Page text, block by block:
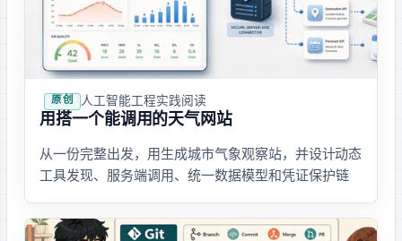
原创 人工智能 · 工程实践· 阅读
用 Codex Sites 搭一个能调用 QVeris 的天气网站
从一份完整 Prompt 出发，用 Codex Sites 生成城市气象观察站，并设计 QVeris 动态
工具发现、服务端调用、统一数据模型和凭证保护链
续接入方案。